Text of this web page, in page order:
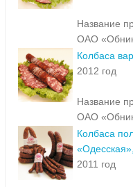
Название
ОАО
Колбаса
2012 год
Название
ОАО
Колбаса
2011 год